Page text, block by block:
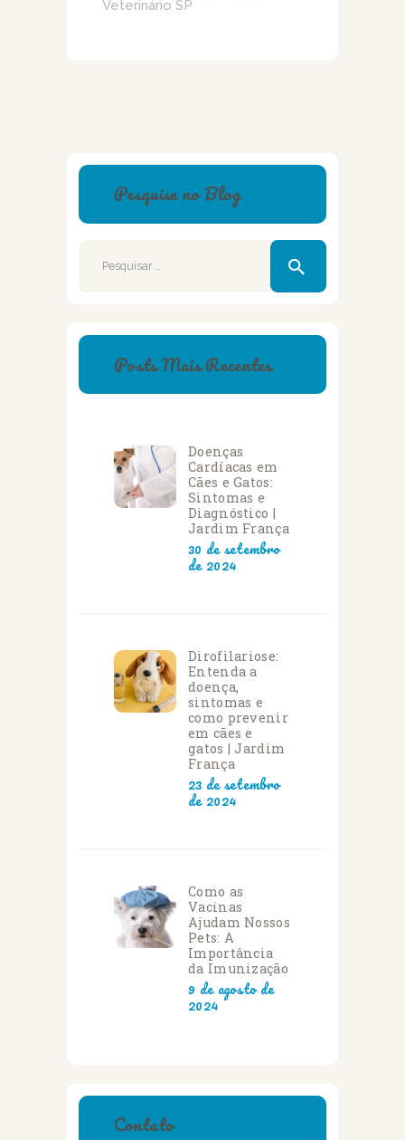
Veterinário SP
Pesquise no Blog
Posts Mais Recentes
Doenças
Cardíacas em
Cães e Gatos:
Sintomas e
Diagnóstico |
Jardim França
30 de setembro
de 2024
Dirofilariose:
Entenda a
doença,
sintomas e
como prevenir
em cães e
gatos | Jardim
França
23 de setembro
de 2024
Como as
Vacinas
Ajudam Nossos
Pets: A
Importância
da Imunização
9 de agosto de
2024
Contato